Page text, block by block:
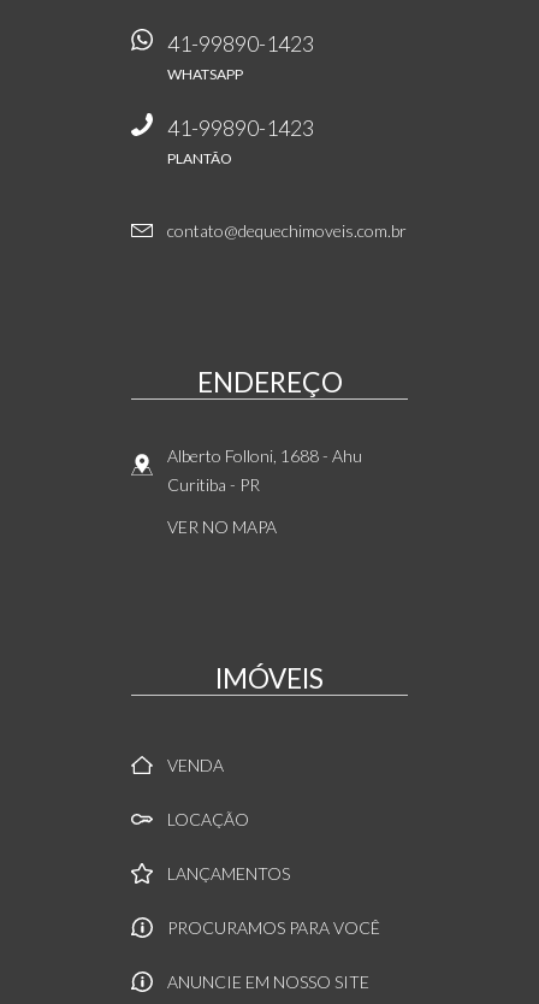
41-99890-1423
WHATSAPP
41-99890-1423
PLANTÃO
contato@dequechimoveis.com.br
ENDEREÇO
Alberto Folloni, 1688- Ahu
Curitiba - PR
VER NO MAPA
IMÓVEIS
VENDA
LOCAÇÃO
LANÇAMENTOS
PROCURAMOS PARA VOCÊ
ANUNCIE EM NOSSO SITE